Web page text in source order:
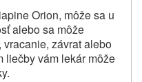
Orion, môže sa u
alebo sa môže
závrat alebo
liečby vám lekár môže